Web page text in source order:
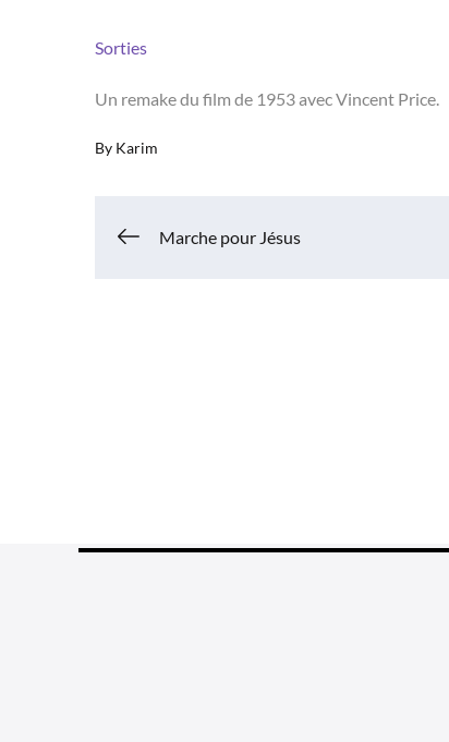
Sorties
Un remake du film de 1953 avec Vincent Price.
By Karim
Navigation
Marche pour Jésus